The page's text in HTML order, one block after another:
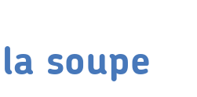
soupe